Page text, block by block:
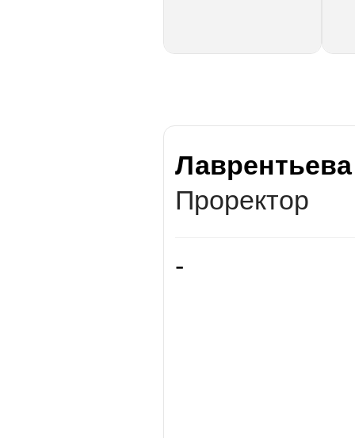
Проректор
-